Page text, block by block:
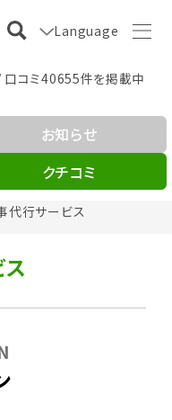
Language
口コミ40655件を掲載中
代行サービス
お知らせ
クチコミ